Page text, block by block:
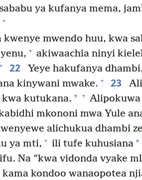
ya kufanya mema,
+
mwendo huu, kwa
+ akiwaachia ninyi
+ 22 Yeye hakufanya
kinywani mwake. + 23
kutukana. * +
mkononi mwa Yule
alichukua dhambi
ya mti, + ili tufe kuhusiana*
Na “kwa vidonda vyake
kondoo wanaopotea